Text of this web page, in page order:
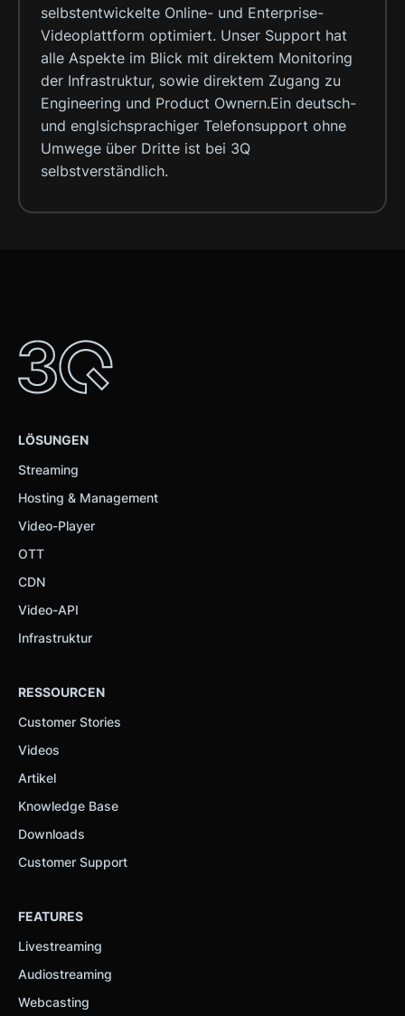
selbstentwickelte Online- und Enterprise-
Videoplattform optimiert. Unser Support hat
alle Aspekte im Blick mit direktem Monitoring
der Infrastruktur, sowie direktem Zugang zu
Engineering und Product Ownern.Ein deutsch-
und englsichsprachiger Telefonsupport ohne
Umwege über Dritte ist bei 3Q
selbstverständlich.
LÖSUNGEN
Streaming
Hosting & Management
Video-Player
OTT
CDN
Video-API
Infrastruktur
RESSOURCEN
Customer Stories
Videos
Artikel
Knowledge Base
Downloads
Customer Support
FEATURES
Livestreaming
Audiostreaming
Webcasting